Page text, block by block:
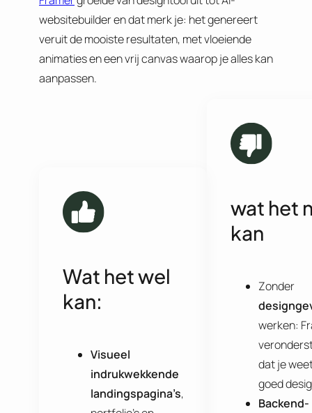
websitebuilder en dat merk je: het genereert
veruit de mooiste resultaten, met vloeiende
animaties en een vrij canvas waarop je alles kan
aanpassen.
Wat het wel
kan:
Visueel
indrukwekkende
landingspagina’s,
wat het
kan
Zonder
werken:
dat je
goed
Backend-